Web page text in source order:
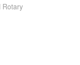
Rotary